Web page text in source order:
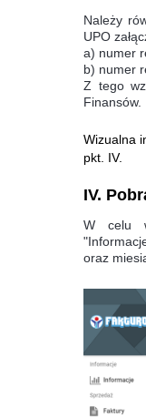
Należy
UPO
a) numer
b) numer
Z tego
Finansów.
Wizualna
pkt. IV.
IV.
W celu
oraz